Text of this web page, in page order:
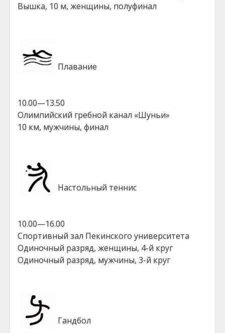
Вышка, 10 м, женщины, полуфинал
Плавание
10.00—13.50
Олимпийский гребной канал «Шуньи»
10 км, мужчины, финал
Настольный теннис
10.00—16.00
Спортивный зал Пекинского университета
Одиночный разряд, женщины, 4-й круг
Одиночный разряд, мужчины, 3-й круг
Гандбол